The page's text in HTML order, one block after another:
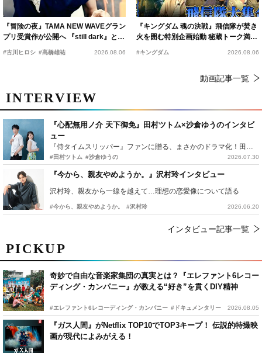
PICKUP
奇妙で自由な音楽家集団の真実とは？『エレファント6レコー
ディング・カンパニー』が教える“好き”を貫くDIY精神
#エレファント6レコーディング・カンパニー #ドキュメンタリー 2026.08.05
『ガス人間』がNetflix TOP10でTOP3キープ！ 伝説的特撮映
画が現代によみがえる！
『冒険の夜』TAMA NEW WAVEグラン
プリ受賞作が公開へ 『still dark』と同
時上映決定
#古川ヒロシ #髙橋雄祐 2026.08.06
『キングダム 魂の決戦』飛信隊が焚き
火を囲む特別企画始動 秘蔵トーク満載
の“キングダムキャンプ”開催
#キングダム 2026.08.06
動画記事一覧
INTERVIEW
『心配無用ノ介 天下御免』田村ツトム×沙倉ゆうのインタビ
ュー
『侍タイムスリッパー』ファンに贈る、まさかのドラマ化！田村ツトム×沙倉ゆうのが語る『心配無用ノ介』撮影秘話
#田村ツトム #沙倉ゆうの 2026.07.30
『今から、親友やめようか。』沢村玲インタビュー
沢村玲、親友から一線を越えて…理想の恋愛像について語る
#今から、親友やめようか。 #沢村玲 2026.06.20
インタビュー記事一覧